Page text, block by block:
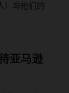
）与他们的
亚马逊